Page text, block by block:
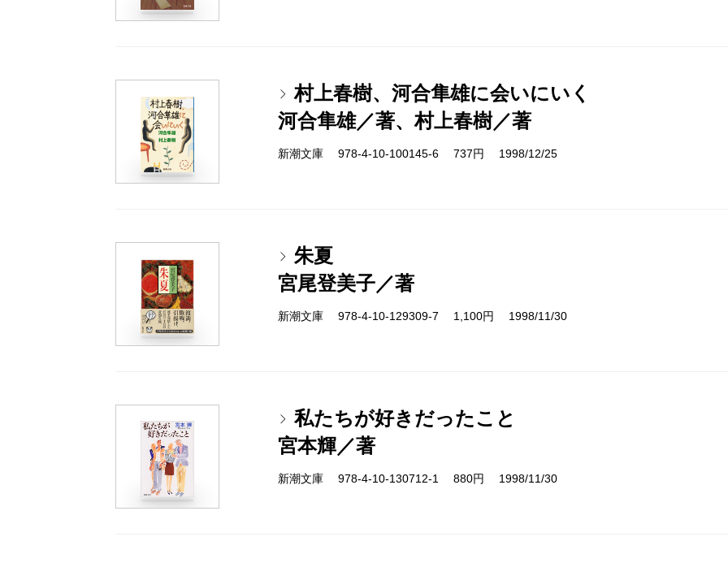
村上春樹、河合隼雄に会いにいく
河合隼雄／著、村上春樹／著
新潮文庫 978-4-10-100145-6 737円 1998/12/25
朱夏
宮尾登美子／著
新潮文庫 978-4-10-129309-7 1,100円 1998/11/30
私たちが好きだったこと
宮本輝／著
新潮文庫 978-4-10-130712-1 880円 1998/11/30